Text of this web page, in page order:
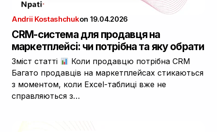
Andrii Kostashchukon 19.04.2026
CRM-система для продавця на
маркетплейсі: чи потрібна та яку обрати
Зміст статті
Коли продавцю потрібна CRM
Багато продавців на маркетплейсах стикаються
з моментом, коли Excel-таблиці вже не
справляються з…